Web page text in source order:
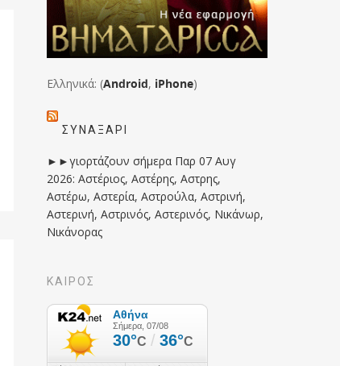
Ελληνικά: (Android, iPhone)
ΣΥΝΑΞΆΡΙ
►►γιορτάζουν σήμερα Παρ 07 Αυγ
2026: Αστέριος, Αστέρης, Αστρης,
Αστέρω, Αστερία, Αστρούλα, Αστρινή,
Αστερινή, Αστρινός, Αστερινός, Νικάνωρ,
Νικάνορας
ΚΑΙΡΟΣ